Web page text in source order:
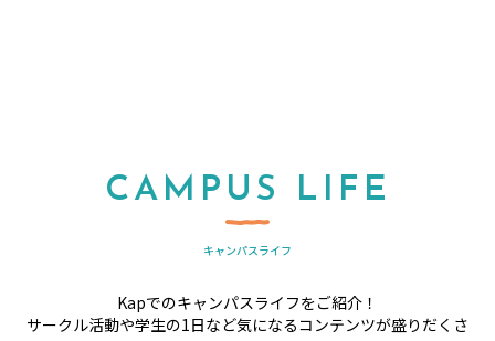
CAMPUS LIFE
キャンパスライフ
Kapでのキャンパスライフをご紹介！
サークル活動や学生の1日など気になるコンテンツが盛りだくさ